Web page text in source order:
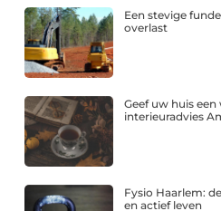
Een stevige
overlast
Geef uw huis
interieuradvies
Fysio Haarlem:
en actief leven